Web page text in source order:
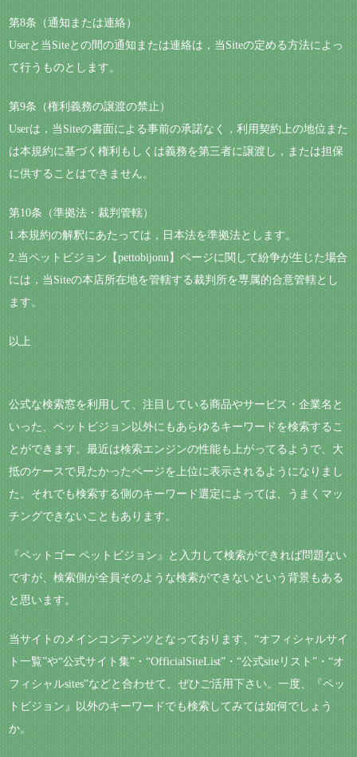
第8条（通知または連絡）
Userと当Siteとの間の通知または連絡は，当Siteの定める方法によっ
て行うものとします。
第9条（権利義務の譲渡の禁止）
Userは，当Siteの書面による事前の承諾なく，利用契約上の地位また
は本規約に基づく権利もしくは義務を第三者に譲渡し，または担保
に供することはできません。
第10条（準拠法・裁判管轄）
1.本規約の解釈にあたっては，日本法を準拠法とします。
2.当ペットビジョン【pettobijonn】ページに関して紛争が生じた場合
には，当Siteの本店所在地を管轄する裁判所を専属的合意管轄とし
ます。
以上
公式な検索窓を利用して、注目している商品やサービス・企業名と
いった、ペットビジョン以外にもあらゆるキーワードを検索するこ
とができます。最近は検索エンジンの性能も上がってるようで、大
抵のケースで見たかったページを上位に表示されるようになりまし
た。それでも検索する側のキーワード選定によっては、うまくマッ
チングできないこともあります。
『ペットゴー ペットビジョン』と入力して検索ができれば問題ない
ですが、検索側が全員そのような検索ができないという背景もある
と思います。
当サイトのメインコンテンツとなっております、“オフィシャルサイ
ト一覧”や“公式サイト集”・“OfficialSiteList”・“公式siteリスト”・“オ
フィシャルsites”などと合わせて、ぜひご活用下さい。一度、『ペッ
トビジョン』以外のキーワードでも検索してみては如何でしょう
か。